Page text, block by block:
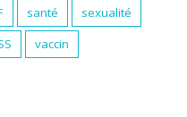
santé
sexualité
vaccin